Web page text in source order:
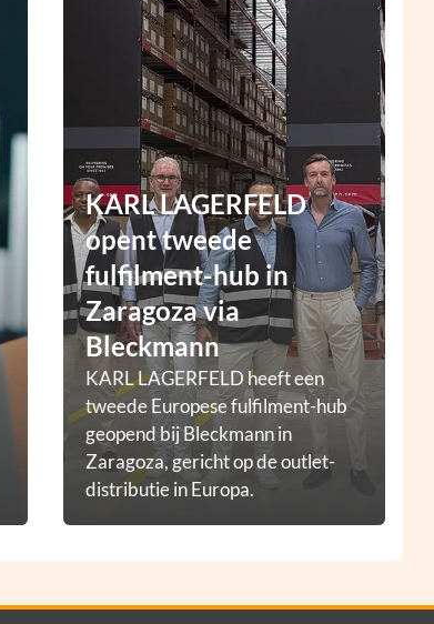
KARL LAGERFELD
opent tweede
fulfilment-hub in
Zaragoza via
Bleckmann
KARL LAGERFELD heeft een
tweede Europese fulfilment-hub
geopend bij Bleckmann in
Zaragoza, gericht op de outlet-
distributie in Europa.